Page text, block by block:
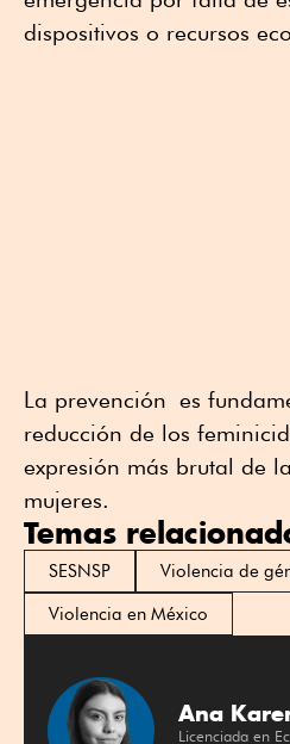
dispositivos o recursos
La prevención es
reducción de los
expresión más brutal de
mujeres.
Temas
SESNSP
Violencia de
Violencia en México
Ana
Licenciada en